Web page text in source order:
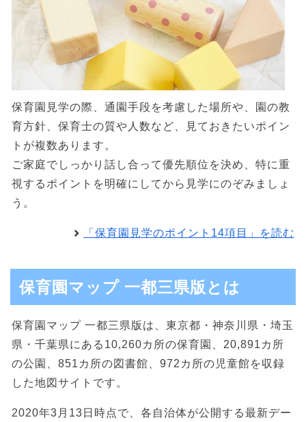
保育園見学の際、通園手段を考慮した場所や、園の教
育方針、保育士の質や人数など、見ておきたいポイン
トが複数あります。
ご家庭でしっかり話し合って優先順位を決め、特に重
視するポイントを明確にしてから見学にのぞみましょ
う。
「保育園見学のポイント14項目」を読む
保育園マップ 一都三県版とは
保育園マップ 一都三県版は、東京都・神奈川県・埼玉
県・千葉県にある10,260カ所の保育園、20,891カ所
の公園、851カ所の図書館、972カ所の児童館を収録
した地図サイトです。
2020年3月13日時点で、各自治体が公開する最新デー